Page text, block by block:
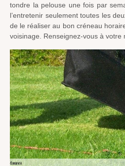
tondre la pelouse une fois par
l’entretenir seulement toutes les
de le réaliser au bon créneau
voisinage. Renseignez-vous à votre